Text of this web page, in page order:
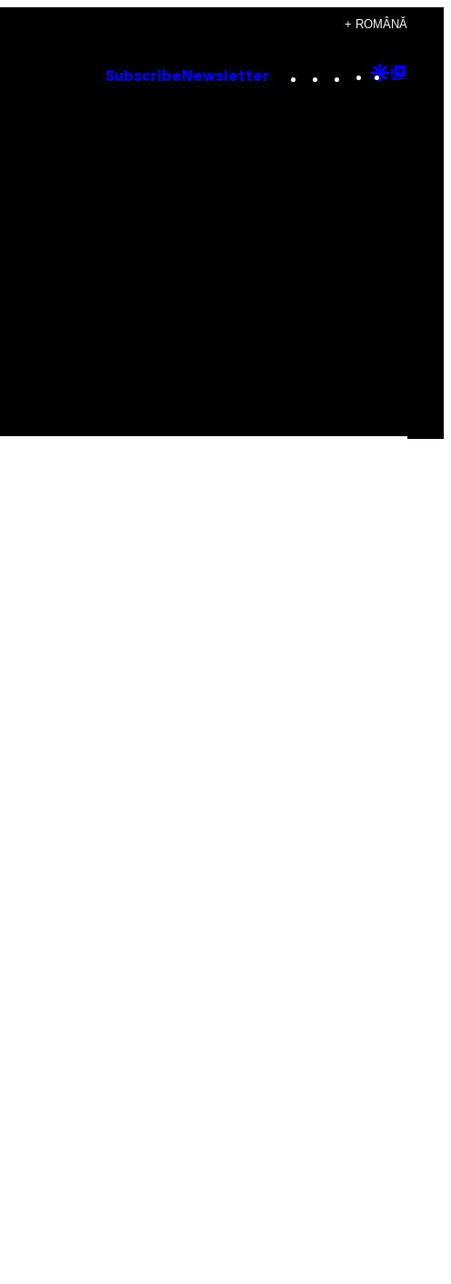
+ ROMÂNĂ
Subscribe Newsletter Instagram
TikTok
YouTube
Google